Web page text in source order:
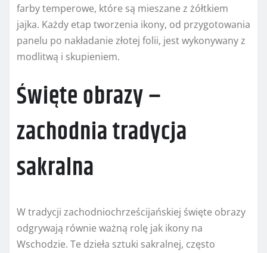
farby temperowe, które są mieszane z żółtkiem
jajka. Każdy etap tworzenia ikony, od przygotowania
panelu po nakładanie złotej folii, jest wykonywany z
modlitwą i skupieniem.
Święte obrazy –
zachodnia tradycja
sakralna
W tradycji zachodniochrześcijańskiej święte obrazy
odgrywają równie ważną rolę jak ikony na
Wschodzie. Te dzieła sztuki sakralnej, często